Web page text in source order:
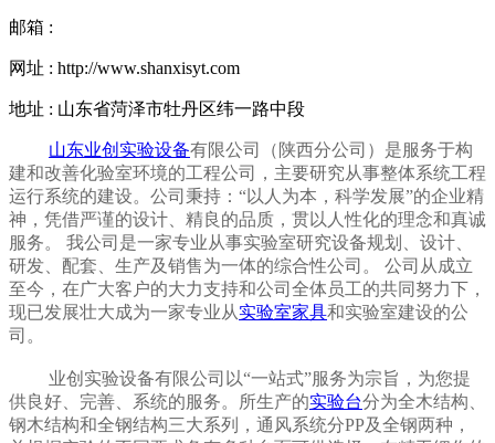
邮箱 :
网址 : http://www.shanxisyt.com
地址 : 山东省菏泽市牡丹区纬一路中段
山东业创实验设备有限公司（ 陕西分公司 ）是服务于构
建和改善化验室环境的工程公司，主要研究从事整体系统工程
运行系统的建设。公司秉持：“以人为本，科学发展”的企业精
神，凭借严谨的设计、精良的品质，贯以人性化的理念和真诚
服务。 我公司是一家专业从事实验室研究设备规划、设计、
研发、配套、生产及销售为一体的综合性公司。 公司从成立
至今，在广大客户的大力支持和公司全体员工的共同努力下，
现已发展壮大成为一家专业从实验室家具和实验室建设的公
司。
业创实验设备有限公司以“一站式”服务为宗旨，为您提
供良好、完善、系统的服务。所生产的实验台分为全木结构、
钢木结构和全钢结构三大系列，通风系统分PP及全钢两种，